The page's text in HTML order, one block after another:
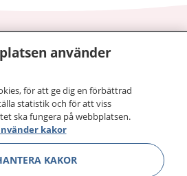
om hälsa och information om
du kan kontakta.
journal och göra dina
1177 för
dygnet runt.
vill må bättre.
använder
för att ge dig en förbättrad
statistik och för att viss
ska fungera på webbplatsen.
kakor
KAKOR